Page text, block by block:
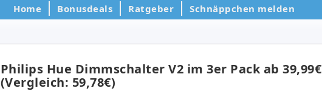
Home Bonusdeals Ratgeber Schnäppchen melden
Philips Hue Dimmschalter V2 im 3er Pack ab 39,99€
(Vergleich: 59,78€)